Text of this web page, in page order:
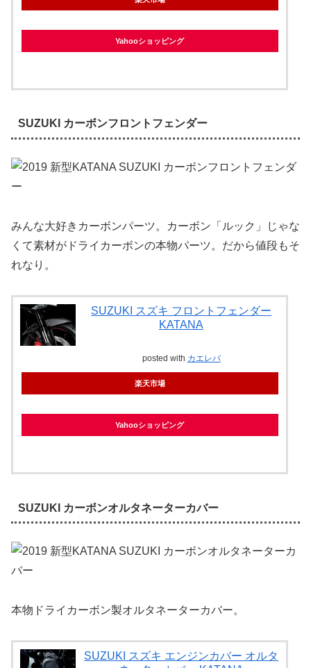
Yahooショッピング
SUZUKI カーボンフロントフェンダー
みんな大好きカーボンパーツ。カーボン「ルック」じゃな
くて素材がドライカーボンの本物パーツ。だから値段もそ
れなり。
SUZUKI スズキ フロントフェンダー
KATANA
posted with カエレバ
楽天市場
Yahooショッピング
SUZUKI カーボンオルタネーターカバー
本物ドライカーボン製オルタネーターカバー。
SUZUKI スズキ エンジンカバー オルタ